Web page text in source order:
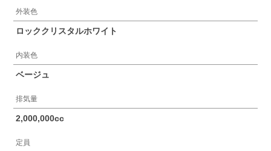
外装色
ロッククリスタルホワイト
内装色
ベージュ
排気量
2,000,000cc
定員